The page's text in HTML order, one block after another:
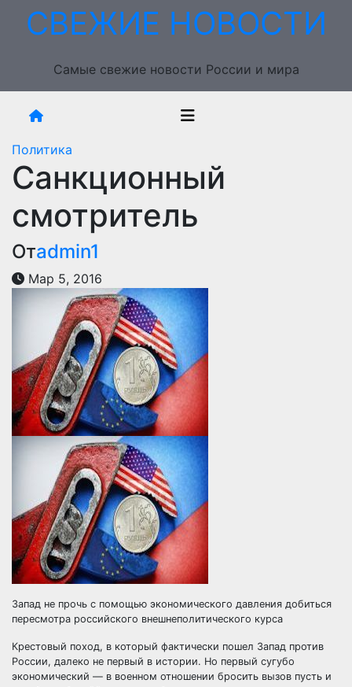
ПерейтиСВЕЖИЕ НОВОСТИ
Самые свежие новости России и мира
Политика
Санкционный
смотритель
Отadmin1
Мар 5, 2016
Запад не прочь с помощью экономического давления добиться
пересмотра российского внешнеполитического курса
Крестовый поход, в который фактически пошел Запад против
России, далеко не первый в истории. Но первый сугубо
экономический — в военном отношении бросить вызов пусть и